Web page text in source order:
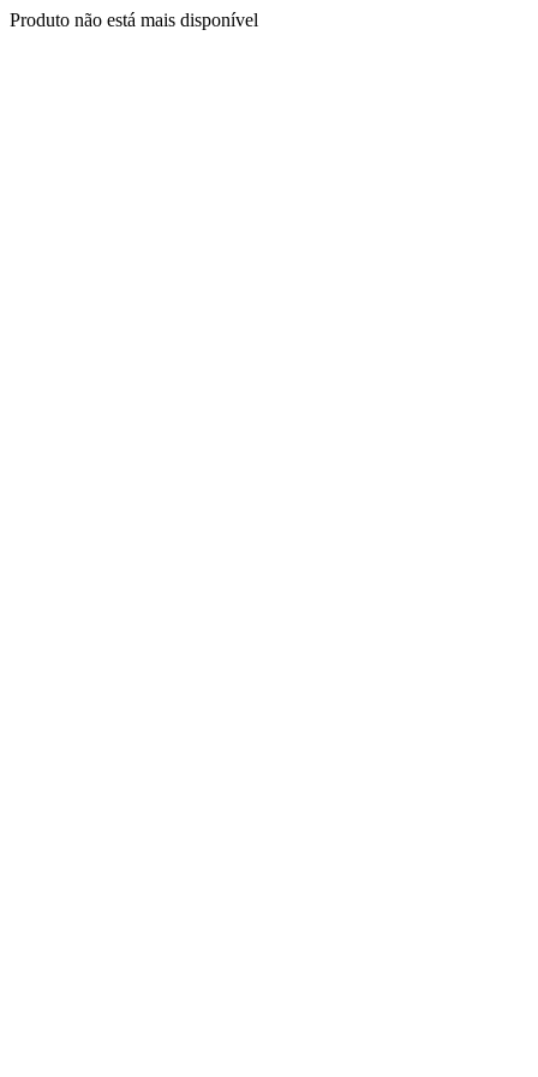
Produto não está mais disponível